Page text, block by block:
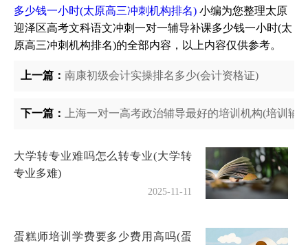
多少钱一小时(太原高三冲刺机构排名) 小编为您整理太原
迎泽区高考文科语文冲刺一对一辅导补课多少钱一小时(太
原高三冲刺机构排名)的全部内容，以上内容仅供参考。
上一篇： 南康初级会计实操排名多少(会计资格证)
下一篇： 上海一对一高考政治辅导最好的培训机构(培训辅
大学转专业难吗怎么转专业(大学转
专业多难)
2025-11-11
蛋糕师培训学费要多少费用高吗(蛋